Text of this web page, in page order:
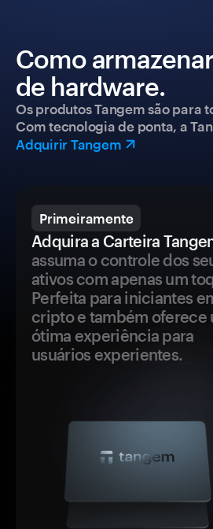
Como
de hardware.
Os produtos Tangem são para
Com tecnologia de ponta, a
Adquirir Tangem
Primeiramente
Adquira a Carteira
assuma o controle dos
ativos com apenas um
Perfeita para iniciantes
cripto e também oferece
ótima experiência para
usuários experientes.